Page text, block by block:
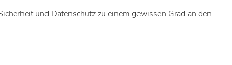
und Datenschutz zu einem gewissen Grad an den